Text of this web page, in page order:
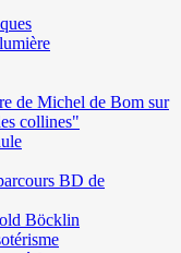
de Michel de Bom sur
collines"
BD de
Böcklin